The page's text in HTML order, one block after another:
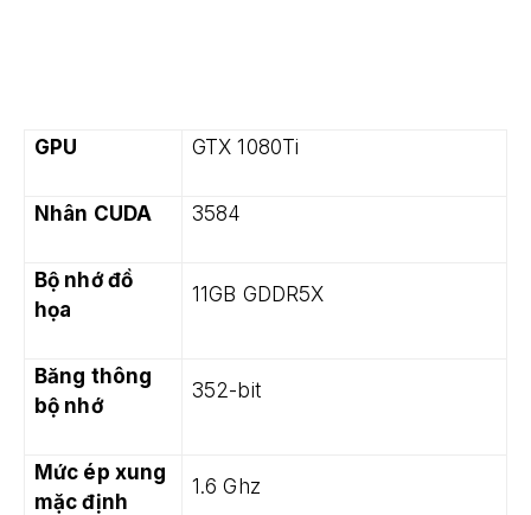
GPU GTX 1080Ti
Nhân CUDA 3584
Bộ nhớ đồ
họa
11GB GDDR5X
Băng thông
bộ nhớ
352-bit
Mức ép xung
mặc định
1.6 Ghz